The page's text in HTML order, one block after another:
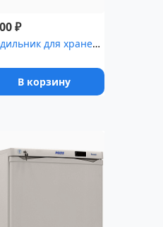
₽
Холодильник для хранения крови Pozis ХК-400-2 с металлической две...
В корзину